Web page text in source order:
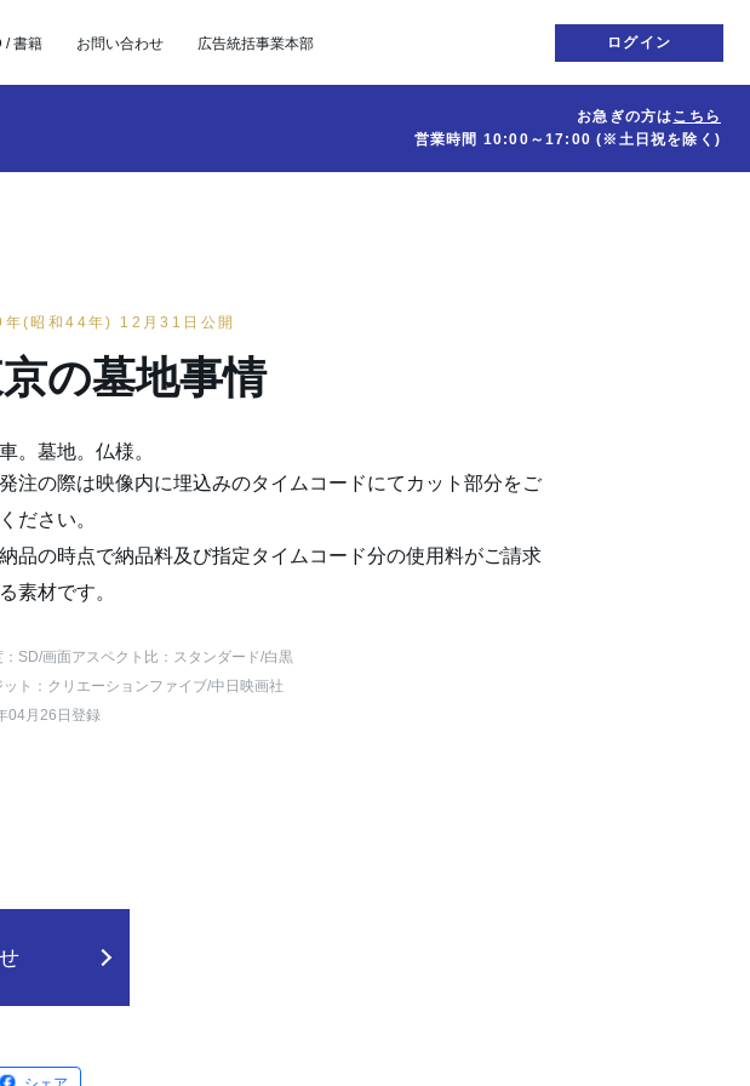
/ 書籍 お問い合わせ 広告統括事業本部 ログイン
お急ぎの方はこちら
営業時間 10:00～17:00(※土日祝を除く)
(昭和44年) 12月31日公開
の墓地事情
。墓地。仏様。
注の際は映像内に埋込みのタイムコードにてカット部分をご
ださい。
品の時点で納品料及び指定タイムコード分の使用料がご請求
素材です。
：SD/画面アスペクト比：スタンダード/白黒
ット：クリエーションファイブ/中日映画社
04月26日登録